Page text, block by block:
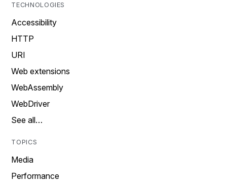
TECHNOLOGIES
Accessibility
HTTP
URI
Web extensions
WebAssembly
WebDriver
See all…
TOPICS
Media
Performance